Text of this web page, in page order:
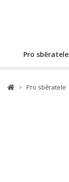
Pro sběratele
Pro sběratele